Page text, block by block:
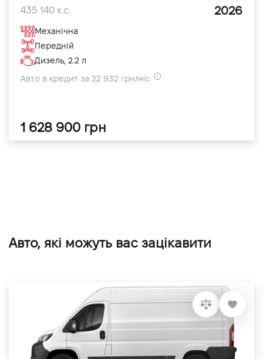
435 140 к.с. 2026
Механічна
Передній
Дизель, 2.2 л
Авто в кредит за 22 932 грн/міс
1 628 900 грн
Авто, які можуть вас зацікавити